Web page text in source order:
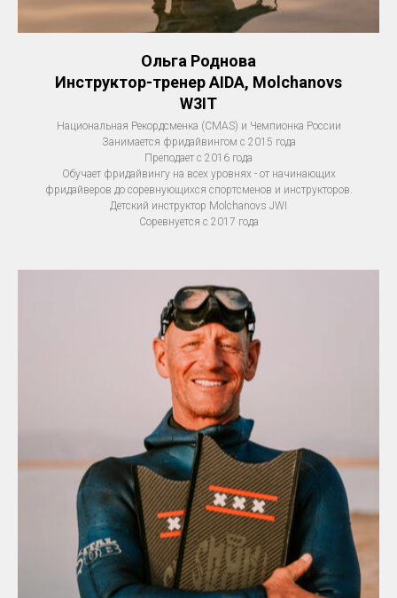
Ольга Роднова
Инструктор-тренер AIDA, Molchanovs
W3IT
Национальная Рекордсменка (CMAS) и Чемпионка России
Занимается фридайвингом с 2015 года
Преподает с 2016 года
Обучает фридайвингу на всех уровнях - от начинающих
фридайверов до соревнующихся спортсменов и инструкторов.
Детский инструктор Molchanovs JWI
Соревнуется с 2017 года